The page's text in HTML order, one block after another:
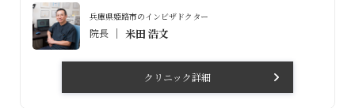
兵庫県姫路市のインビザドクター
院長 米田 浩文
クリニック詳細